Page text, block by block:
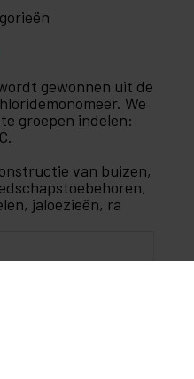
gewonnen uit de
We
groepen indelen:
van buizen,
jaloezieën, ra